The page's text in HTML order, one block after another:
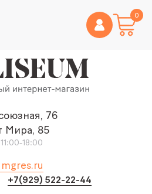
0
76
Мира, 85
18:00
+7(929) 522-22-44